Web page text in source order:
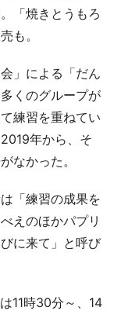
「焼きとうもろ
も。
」による「だん
くのグループが
練習を重ねてい
年から、そ
なかった。
「練習の成果を
えのほかパプリ
に来て」と呼び
11時30分～、14